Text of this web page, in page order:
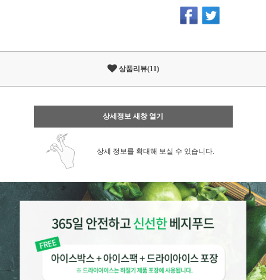
상품리뷰(11)
상세정보 새창 열기
상세 정보를 확대해 보실 수 있습니다.